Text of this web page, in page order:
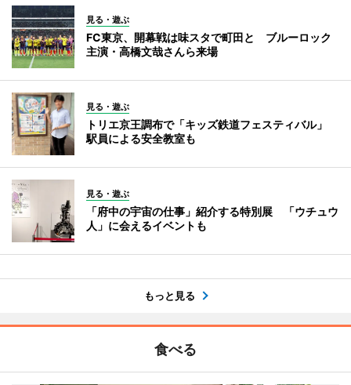
見る・遊ぶ
FC東京、開幕戦は味スタで町田と ブルーロック
主演・高橋文哉さんら来場
見る・遊ぶ
トリエ京王調布で「キッズ鉄道フェスティバル」
駅員による安全教室も
見る・遊ぶ
「府中の宇宙の仕事」紹介する特別展 「ウチュウ
人」に会えるイベントも
もっと見る
食べる